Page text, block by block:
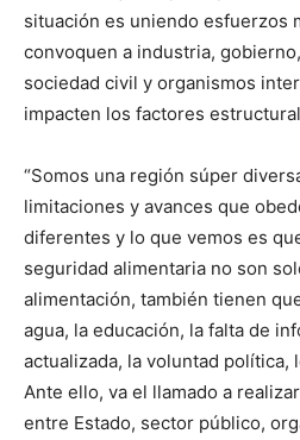
situación es uniendo esfuerzos
convoquen a industria,
sociedad civil y organismos
impacten los factores
“Somos una región súper
limitaciones y avances que
diferentes y lo que vemos es
seguridad alimentaria no son
alimentación, también tienen
agua, la educación, la falta de
actualizada, la voluntad
Ante ello, va el llamado a
entre Estado, sector público,